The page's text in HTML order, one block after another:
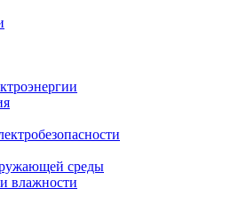
среды
влажности